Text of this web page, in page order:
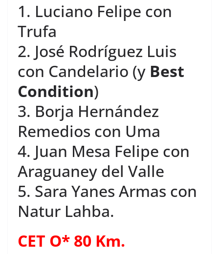
1. Luciano Felipe con
Trufa
2. José Rodríguez Luis
con Candelario (y Best
Condition)
3. Borja Hernández
Remedios con Uma
4. Juan Mesa Felipe con
Araguaney del Valle
5. Sara Yanes Armas con
Natur Lahba.
CET O* 80 Km.